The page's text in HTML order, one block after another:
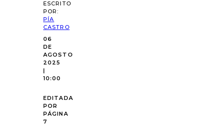
ESCRITO
POR:
PÍA
CASTRO
06
DE
AGOSTO
2025
|
10:00
EDITADA
POR
PÁGINA
7